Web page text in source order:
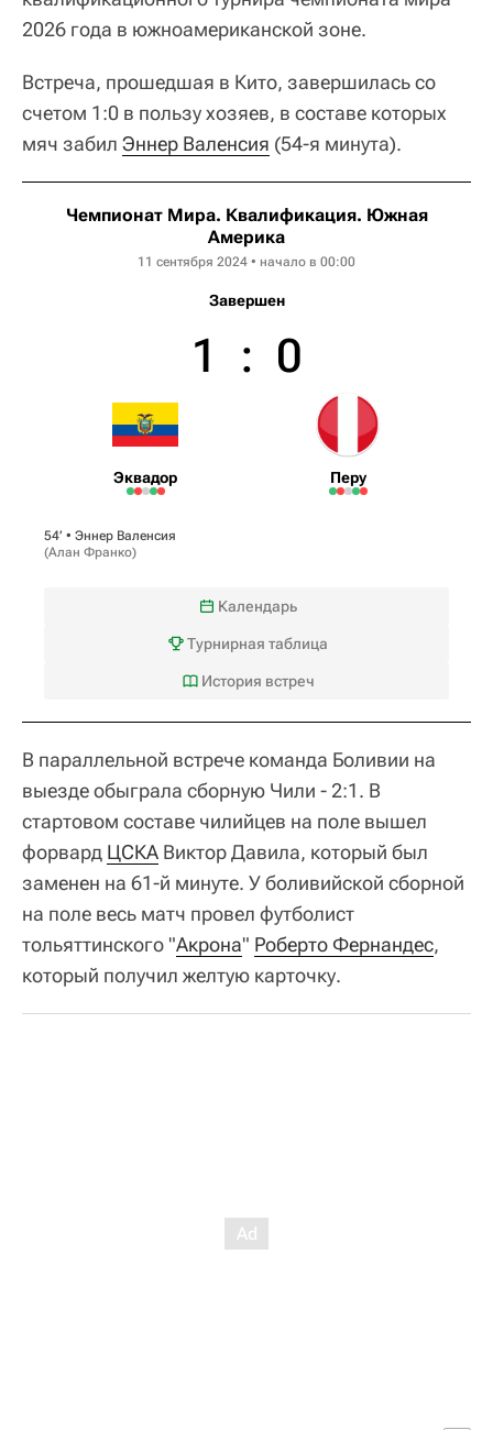
2026 года в южноамериканской зоне.
Встреча, прошедшая в Кито, завершилась со
счетом 1:0 в пользу хозяев, в составе которых
мяч забил Эннер Валенсия (54-я минута).
Чемпионат Мира. Квалификация. Южная
Америка
11 сентября 2024 • начало в 00:00
Завершен
Эквадор
1 : 0
Перу
54‎’‎ • Эннер Валенсия
(Алан Франко)
Календарь
Турнирная таблица
История встреч
В параллельной встрече команда Боливии на
выезде обыграла сборную Чили - 2:1. В
стартовом составе чилийцев на поле вышел
форвард ЦСКА Виктор Давила, который был
заменен на 61-й минуте. У боливийской сборной
на поле весь матч провел футболист
тольяттинского "Акрона" Роберто Фернандес,
который получил желтую карточку.